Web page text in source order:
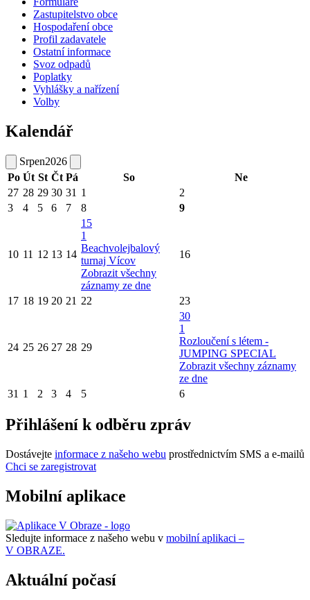
Zastupitelstvo obce
Hospodaření obce
Profil zadavatele
Ostatní informace
Svoz odpadů
Poplatky
Vyhlášky a nařízení
Volby
Kalendář
Srpen2026
Po Út St Čt Pá So
Ne
27 28 29 30 31 1
2
3
4 5 6 7 8 9
10 11 12 13 14
15
1
Beachvolejbalový
turnaj Vícov
Zobrazit všechny
záznamy ze dne
16
17 18 19 20 21 22 23
24 25 26 27 28 29
30
1
Rozloučení s létem -
JUMPING SPECIAL
Zobrazit všechny záznamy
ze dne
31 1 2 3 4 5 6
Přihlášení k odběru zpráv
Dostávejte informace z našeho webu prostřednictvím SMS a e-mailů
Chci se zaregistrovat
Mobilní aplikace
Sledujte informace z našeho webu v mobilní aplikaci –
V OBRAZE.
Aktuální počasí